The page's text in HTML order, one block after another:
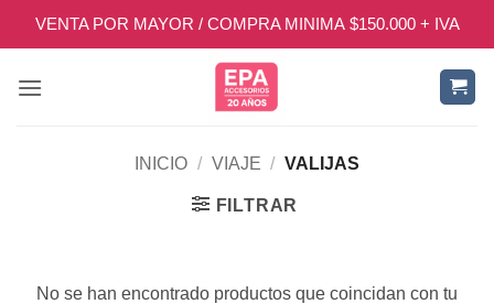
VENTA POR MAYOR / COMPRA MINIMA $150.000 + IVA
INICIO / VIAJE / VALIJAS
FILTRAR
No se han encontrado productos que coincidan con tu